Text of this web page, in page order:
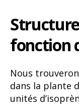
fonction
Nous
dans la plante
unités